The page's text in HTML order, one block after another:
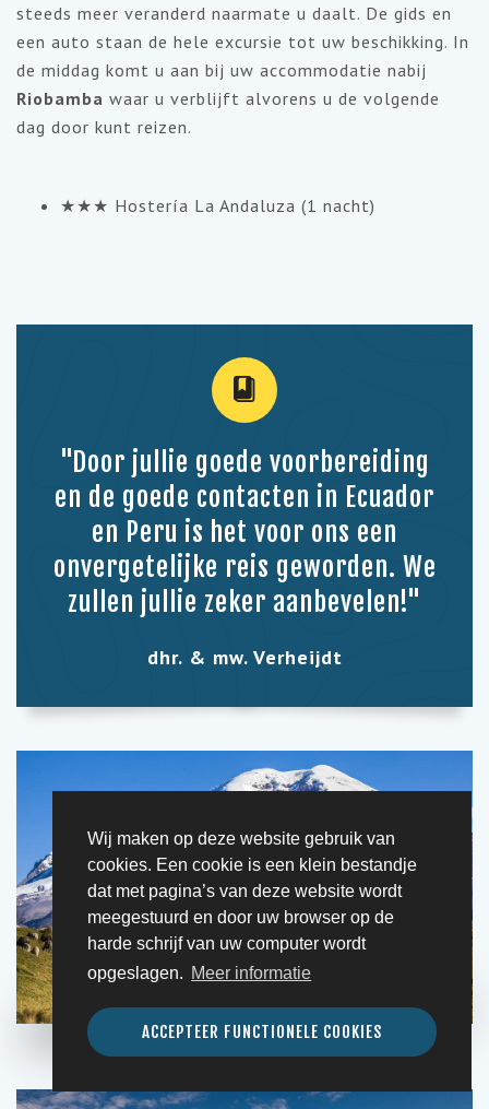
Wij maken op deze website gebruik van
cookies. Een cookie is een klein bestandje
dat met pagina’s van deze website wordt
meegestuurd en door uw browser op de
harde schrijf van uw computer wordt
opgeslagen. Meer informatie
ACCEPTEER FUNCTIONELE COOKIES
steeds meer veranderd naarmate u daalt. De gids en
een auto staan de hele excursie tot uw beschikking. In
de middag komt u aan bij uw accommodatie nabij
Riobamba waar u verblijft alvorens u de volgende
dag door kunt reizen.
★★★ Hostería La Andaluza (1 nacht)
"Door jullie goede voorbereiding
en de goede contacten in Ecuador
en Peru is het voor ons een
onvergetelijke reis geworden. We
zullen jullie zeker aanbevelen!"
dhr. & mw. Verheijdt